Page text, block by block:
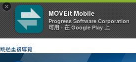
×
MOVEit Mobile
Progress Software Corporation
可用 - 在 Google Play 上
跳過重複導覽